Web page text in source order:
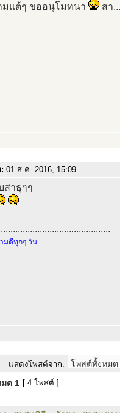
มแต้ๆ ขออนุโมทนา สา
01 ส.ค. 2016, 15:09
สาธุๆๆ
มดีทุกๆ วัน
แสดงโพสต์จาก:
มด 1 [ 4 โพสต์ ]